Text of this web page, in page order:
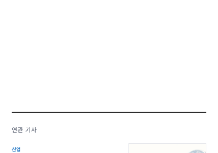
연관 기사
산업